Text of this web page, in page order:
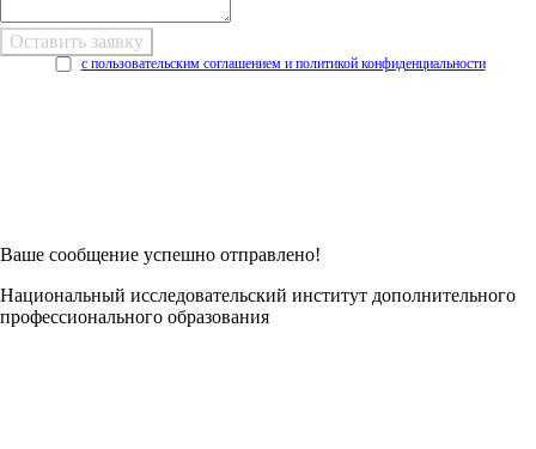
с пользовательским соглашением и политикой конфиденциальности
Ваше сообщение успешно отправлено!
Национальный исследовательский институт дополнительного
профессионального образования